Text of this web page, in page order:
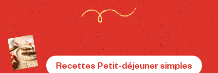
Recettes Petit-déjeuner simples